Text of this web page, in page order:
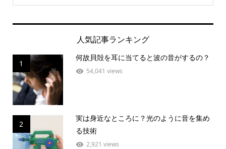
人気記事ランキング
1
何故貝殻を耳に当てると波の音がするの？
54,041 views
2
実は身近なところに？光のように音を集め
る技術
2,921 views